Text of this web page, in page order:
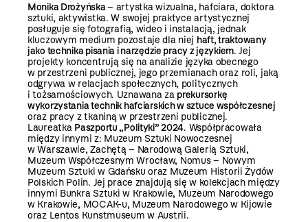
Monika Drożyńska– artystka wizualna, hafciara, doktora
sztuki, aktywistka. W swojej praktyce artystycznej
posługuje się fotografią, wideo i instalacją, jednak
kluczowym medium pozostaje dla niej haft, traktowany
jako technika pisania i narzędzie pracy z językiem. Jej
projekty koncentrują się na analizie języka obecnego
w przestrzeni publicznej, jego przemianach oraz roli, jaką
odgrywa w relacjach społecznych, politycznych
i tożsamościowych. Uznawana za prekursorkę
wykorzystania technik hafciarskich w sztuce współczesnej
oraz pracy z tkaniną w przestrzeni publicznej.
Laureatka Paszportu „Polityki” 2024. Współpracowała
między innymi z: Muzeum Sztuki Nowoczesnej
w Warszawie, Zachętą – Narodową Galerią Sztuki,
Muzeum Współczesnym Wrocław, Nomus – Nowym
Muzeum Sztuki w Gdańsku oraz Muzeum Historii Żydów
Polskich Polin. Jej prace znajdują się w kolekcjach między
innymi Bunkra Sztuki w Krakowie, Muzeum Narodowego
w Krakowie, MOCAK-u, Muzeum Narodowego w Kijowie
oraz Lentos Kunstmuseum w Austrii.